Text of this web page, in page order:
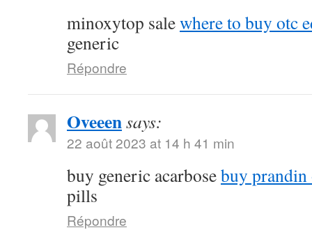
minoxytop salewhere to buy otc
generic
Répondre
Oveeensays:
22 août 2023 at 14 h 41 min
buy generic acarbosebuy
pills
Répondre